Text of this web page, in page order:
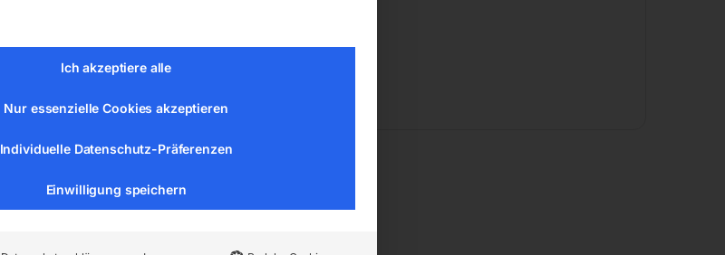
Ich akzeptiere alle
Nur essenzielle Cookies akzeptieren
Individuelle Datenschutz-Präferenzen
Einwilligung speichern